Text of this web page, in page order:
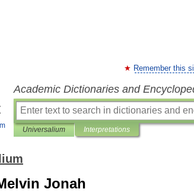
Remember this
Academic Dictionaries and
Universalium Interpretations
Jonah